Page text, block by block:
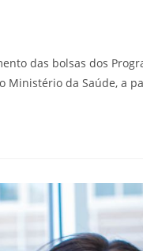
das bolsas dos
Ministério da Saúde, a